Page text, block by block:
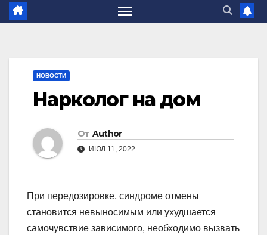
НОВОСТИ
Нарколог на дом
От Author
ИЮЛ 11, 2022
При передозировке, синдроме отмены
становится невыносимым или ухудшается
самочувствие зависимого, необходимо вызвать